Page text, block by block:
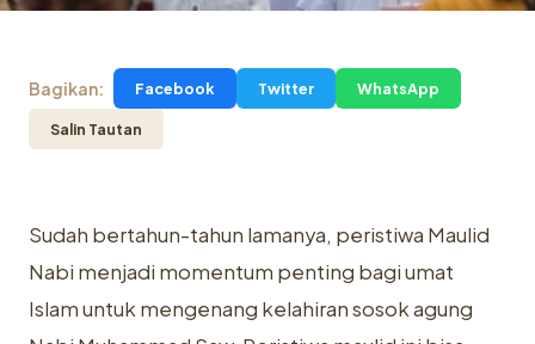
Bagikan: Facebook Twitter WhatsApp
Salin Tautan
Sudah bertahun-tahun lamanya, peristiwa Maulid
Nabi menjadi momentum penting bagi umat
Islam untuk mengenang kelahiran sosok agung